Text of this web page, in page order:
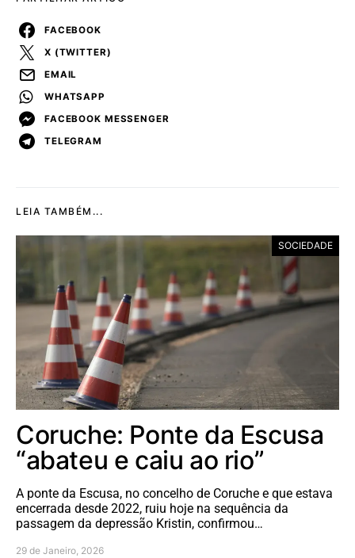
FACEBOOK
X (TWITTER)
EMAIL
WHATSAPP
FACEBOOK MESSENGER
TELEGRAM
LEIA TAMBÉM...
SOCIEDADE
Coruche: Ponte da Escusa
“abateu e caiu ao rio”
A ponte da Escusa, no concelho de Coruche e que estava
encerrada desde 2022, ruiu hoje na sequência da
passagem da depressão Kristin, confirmou…
29 de Janeiro, 2026